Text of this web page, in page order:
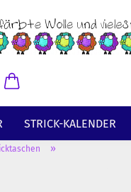
STRICK-KALENDER
»